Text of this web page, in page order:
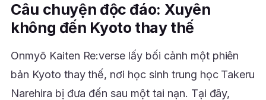
Câu chuyện độc đáo: Xuyên
không đến Kyoto thay thế
Onmyō Kaiten Re:verse lấy bối cảnh một phiên
bản Kyoto thay thế, nơi học sinh trung học Takeru
Narehira bị đưa đến sau một tai nạn. Tại đây,